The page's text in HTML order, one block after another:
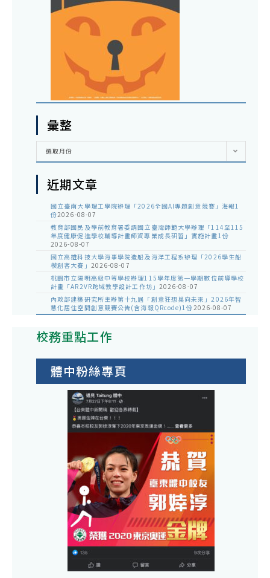
彙整
彙
選取月份
近期文章
國立臺南大學理工學院辦理「2026全國AI專題創意競賽」海報1
份2026-08-07
教育部國民及學前教育署委請國立臺灣師範大學辦理「114至115
年度健康促進學校輔導計畫師資專業成長研習」實施計畫1份
2026-08-07
國立高雄科技大學海事學院造船及海洋工程系辦理「2026學生船
模創客大賽」 2026-08-07
桃園市立陽明高級中等學校辦理115學年度第一學期數位前導學校
計畫「AR2VR跨域教學設計工作坊」 2026-08-07
內政部建築研究所主辦第十九屆「創意狂想巢向未來」2026年智
慧化居住空間創意競賽公告(含海報QRcode)1份2026-08-07
校務重點工作
體中粉絲專頁